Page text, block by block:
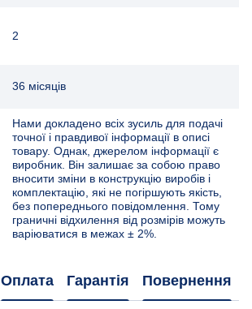
2
36 місяців
Нами докладено всіх зусиль для подачі
точної і правдивої інформації в описі
товару. Однак, джерелом інформації є
виробник. Він залишає за собою право
вносити зміни в конструкцію виробів і
комплектацію, які не погіршують якість,
без попереднього повідомлення. Тому
граничні відхилення від розмірів можуть
варіюватися в межах ± 2%.
Оплата Гарантія Повернення